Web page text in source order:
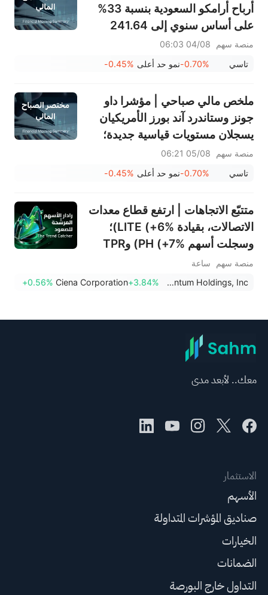
أرباح أرامكو السعودية بنسبة 33%
على أساس سنوي إلى 241.64
مليار ريال سعودي، وتوزيع أرباح
بقيمة 0.34 ريال سعودي للسهم
شركة في العالم
منصة سهم
04/08 06:03
تاسي
-0.70%نمو حد أعلى -0.45%
ملخص مالي صباحي | مؤشرا داو
جونز وستاندرد آند بورز الأمريكيان
يسجلان مستويات قياسية جديدة؛
بعد تجاوز توقعات الأرباح؛ شركة
الإيرادات بنسبة 13.6%
منصة سهم
05/08 06:21
تاسي
-0.70%نمو حد أعلى -0.45%
متتبّع الاتجاهات | ارتفع قطاع معدات
الاتصالات، بقيادة LITE (+6%)؛
وسجلت أسهم PH (+7%) وTPR
(+1.8%) أعلى مستوياتها على
الإطلاق؛ كما اقتربت أسهم XOM
منصة سهم
ساعة
Lumentum Holdings, Inc.
+3.84%
Ciena Corporation
+0.56%
معك.. لأبعد مدى
الاستثمار
الأسهم
صناديق المؤشرات المتداولة
الخيارات
الضمانات
التداول خارج البورصة